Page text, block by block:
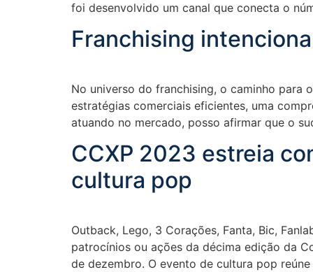
foi desenvolvido um canal que conecta o
Franchising
No universo do franchising, o caminho para
estratégias comerciais eficientes, uma
atuando no mercado, posso afirmar que o
CCXP 2023 estreia
cultura pop
Outback, Lego, 3 Corações, Fanta, Bic,
patrocínios ou ações da décima edição da
de dezembro. O evento de cultura pop